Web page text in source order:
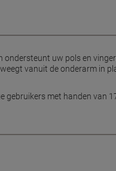
uw pols en
vanuit de onderarm in
gebruikers met handen van